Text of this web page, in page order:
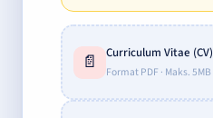
📄 Curriculum Vitae (CV)
Format PDF · Maks. 5MB